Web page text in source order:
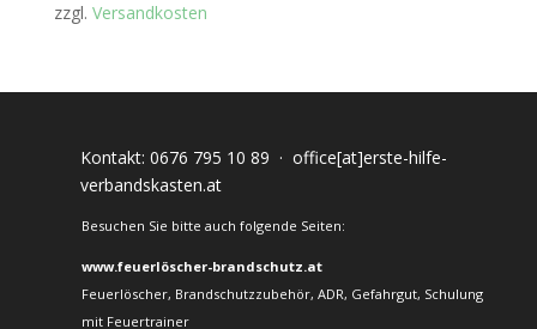
zzgl. Versandkosten
Kontakt: 0676 795 10 89 · office[at]erste-hilfe-
verbandskasten.at
Besuchen Sie bitte auch folgende Seiten:
www.feuerlöscher-brandschutz.at
Feuerlöscher, Brandschutzzubehör, ADR, Gefahrgut, Schulung
mit Feuertrainer